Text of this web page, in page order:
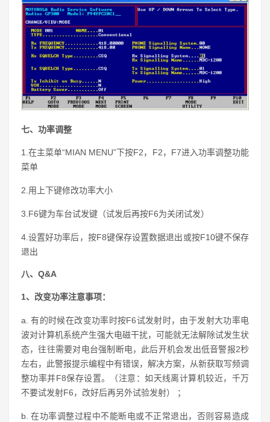
七、功率调整
1.在主菜单“MIAN MENU”下按F2，F2， F7进入功率调整功能
菜单
2.用上下键修改功率大小
3.F6键为车台试发键（试发后再按F6为关闭试发）
4.设置好功率后，按F8键保存设置数据退出或按F10键不保存
退出
八、Q&A
1、改变功率注意事项：
a. 有的时候在改变功率时按F6试发射时，由于发射大功率电
波对计算机系统产生强大电磁干扰，可能就无法解除试发生状
态，往往需要对电台强制断电，此后开机会发出低音警报2秒
左右，此警报提示编程中有错误，解决方案，从新获取写频调
整功率并F8保存设置。（注意：如天线离计算机较近，千万
不要试发射F6，改好后再另外试验发射） ；
b. 在功率调整过程中不能断电或不正常退出，否则容易造成